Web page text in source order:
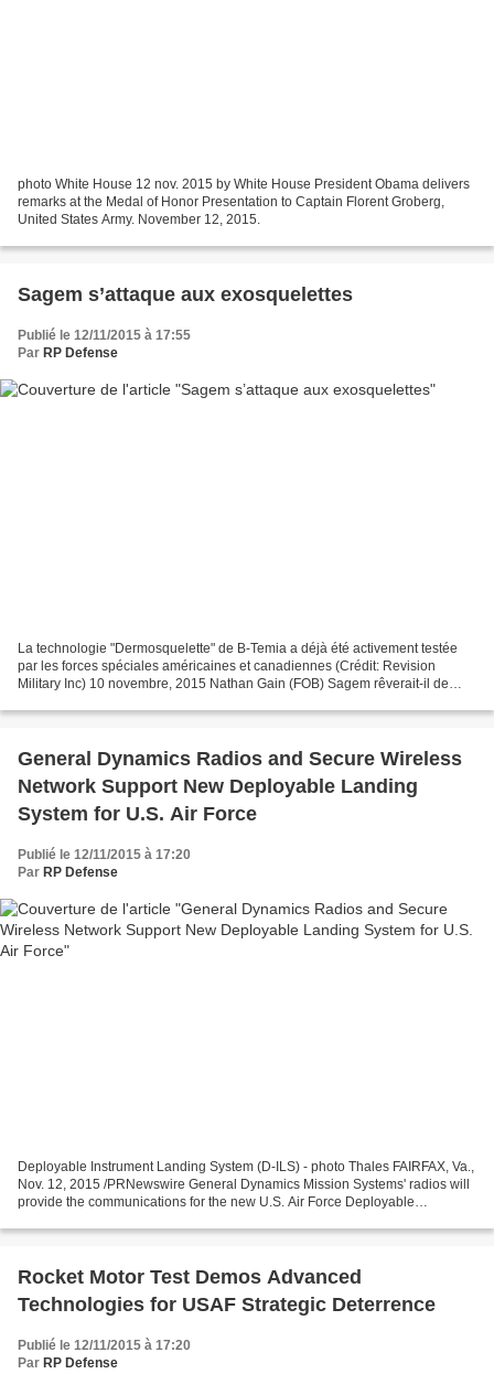
photo White House 12 nov. 2015 by White House President Obama delivers
remarks at the Medal of Honor Presentation to Captain Florent Groberg,
United States Army. November 12, 2015.
Sagem s’attaque aux exosquelettes
Publié le 12/11/2015 à 17:55
Par RP Defense
La technologie "Dermosquelette" de B-Temia a déjà été activement testée
par les forces spéciales américaines et canadiennes (Crédit: Revision
Military Inc) 10 novembre, 2015 Nathan Gain (FOB) Sagem rêverait-il de
General Dynamics Radios and Secure Wireless
Network Support New Deployable Landing
System for U.S. Air Force
Publié le 12/11/2015 à 17:20
Par RP Defense
Deployable Instrument Landing System (D-ILS) - photo Thales FAIRFAX, Va.,
Nov. 12, 2015 /PRNewswire General Dynamics Mission Systems' radios will
provide the communications for the new U.S. Air Force Deployable
Rocket Motor Test Demos Advanced
Technologies for USAF Strategic Deterrence
Publié le 12/11/2015 à 17:20
Par RP Defense